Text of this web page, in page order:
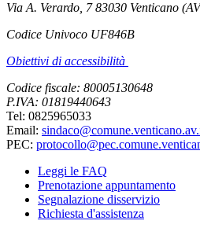
Via A. Verardo, 7 83030 Venticano
Codice Univoco UF846B
Obiettivi di accessibilità
Codice fiscale: 80005130648
P.IVA: 01819440643
Tel: 0825965033
Email:
PEC:
Leggi le FAQ
Prenotazione appuntamento
Segnalazione disservizio
Richiesta d'assistenza